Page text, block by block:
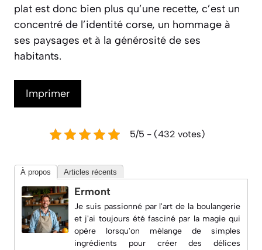
plat est donc bien plus qu’une recette, c’est un
concentré de l’identité corse, un hommage à
ses paysages et à la générosité de ses
habitants.
Imprimer
5/5 - (432 votes)
À propos Articles récents
Ermont
Je suis passionné par l'art de la boulangerie
et j'ai toujours été fasciné par la magie qui
opère lorsqu'on mélange de simples
ingrédients pour créer des délices